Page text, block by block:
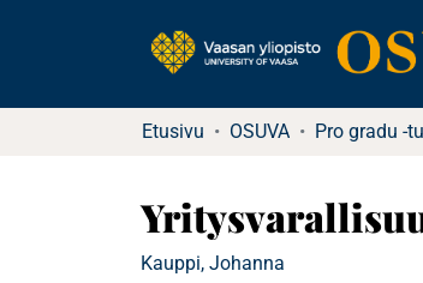
Etusivu OSUVA
Kauppi, Johanna